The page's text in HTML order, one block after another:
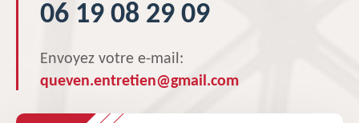
06 19 08 29 09
Envoyez votre e-mail:
queven.entretien@gmail.com